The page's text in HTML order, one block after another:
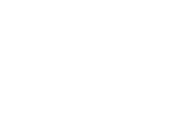
Sabei que os piedosos